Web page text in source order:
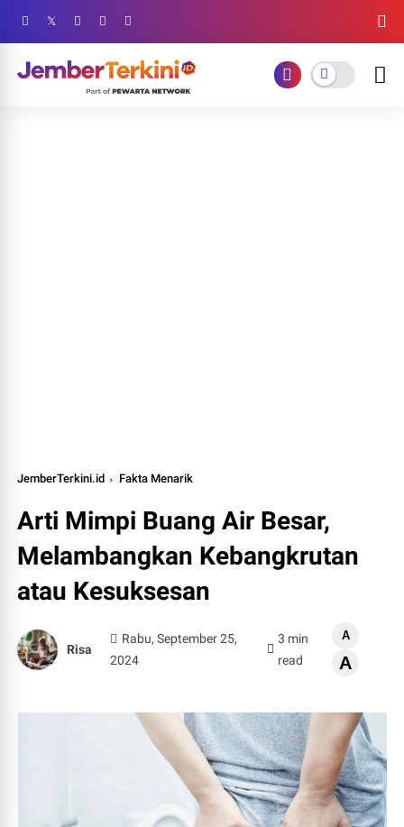
JemberTerkini.id Fakta Menarik
Arti Mimpi Buang Air Besar,
Melambangkan Kebangkrutan
atau Kesuksesan
Risa
Rabu, September 25,
2024
3 min
read
A
A